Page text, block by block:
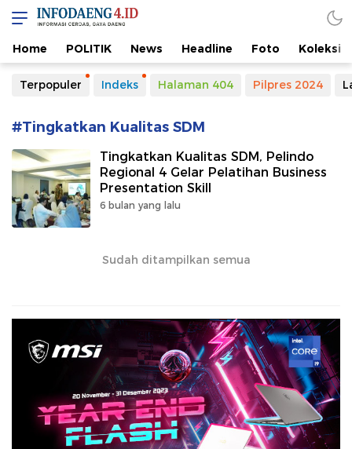
Home POLITIK News Headline Foto Koleksi
Terpopuler Indeks Halaman 404 Pilpres 2024
#Tingkatkan Kualitas SDM
Tingkatkan Kualitas SDM, Pelindo
Regional 4 Gelar Pelatihan Business
Presentation Skill
6 bulan yang lalu
Sudah ditampilkan semua